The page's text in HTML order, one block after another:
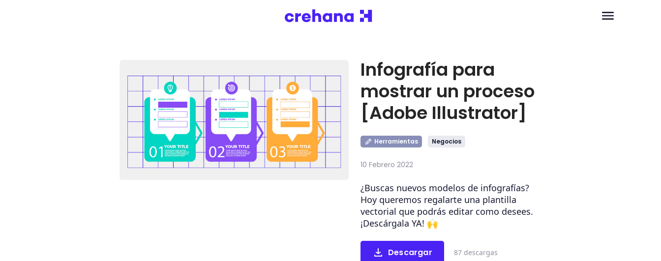
Infografía para
mostrar un proceso
[Adobe Illustrator]
Herramientas Negocios
10 Febrero 2022
¿Buscas nuevos modelos de infografías?
Hoy queremos regalarte una plantilla
vectorial que podrás editar como desees.
¡Descárgala YA! 🙌
Descargar 87 descargas